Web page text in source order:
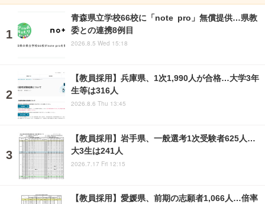
青森県立学校66校に「note pro」無償提供…県教
委との連携8例目
2026.8.5 Wed 15:18
【教員採用】兵庫県、1次1,990人が合格…大学3年
生等は316人
2026.8.6 Thu 13:45
【教員採用】岩手県、一般選考1次受験者625人…
大3生は241人
2026.7.17 Fri 12:15
【教員採用】愛媛県、前期の志願者1,066人…倍率